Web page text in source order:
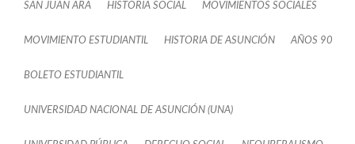
SAN JUAN ARA HISTORIA SOCIAL MOVIMIENTOS SOCIALES
MOVIMIENTO ESTUDIANTIL HISTORIA DE ASUNCIÓN AÑOS 90
BOLETO ESTUDIANTIL
UNIVERSIDAD NACIONAL DE ASUNCIÓN (UNA)